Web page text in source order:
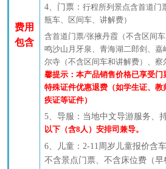
费用
包含
4、门票： 行程所列景点含首道门
瓶车、区间车、讲解费）
含首道门票/张掖丹霞（不含区间
鸣沙山月牙泉、青海湖二郎剑 、 嘉
尔寺（不含区间车和讲解费）、 察
馨提示：本产品销售价格已享受
特殊证件优惠退费（如学生证、
疾证等证件）
5、 导服：当地中文导游服务、
以下（含8人）安排司兼导。
6、儿童： 2-11周岁儿童报价含
不含景点门票、 不含床位费（